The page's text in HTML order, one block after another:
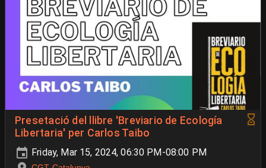
Presetació del llibre 'Breviario de Ecología
Libertaria' per Carlos Taibo
Friday, Mar 15, 2024, 06:30 PM-08:00 PM